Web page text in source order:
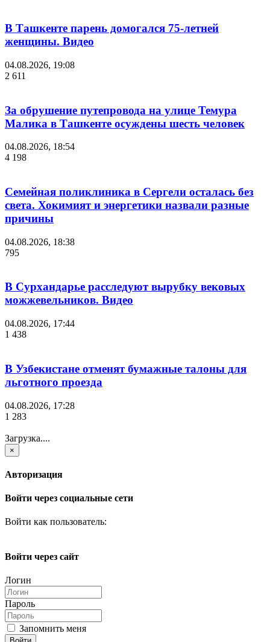
В Ташкенте парень домогался 75-летней
женщины. Видео
04.08.2026, 19:08
2 611
За обрушение путепровода на улице Темура
Малика в Ташкенте осуждены шесть человек
04.08.2026, 18:54
4 198
Семейная поликлиника в Сергели осталась без
света. Хокимият и энергетики назвали разные
причины
04.08.2026, 18:38
795
В Сурхандарье расследуют вырубку вековых
можжевельников. Видео
04.08.2026, 17:44
1 438
В Узбекистане отменят бумажные талоны для
льготного проезда
04.08.2026, 17:28
1 283
Загрузка....
×
Авторизация
Войти через социальные сети
Войти как пользователь:
Войти через сайт
Логин
Пароль
Запомнить меня